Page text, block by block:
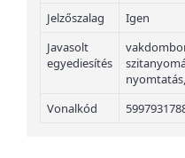
Jelzőszalag
Igen
Javasolt
egyediesítés
Vonalkód